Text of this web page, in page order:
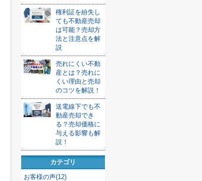
権利証を紛失し
ても不動産売却
は可能？売却方
法と注意点を解
説
売れにくい不動
産とは？売れに
くい理由と売却
のコツを解説！
送電線下でも不
動産売却でき
る？売却価格に
与える影響も解
説！
カテゴリ
お客様の声(12)